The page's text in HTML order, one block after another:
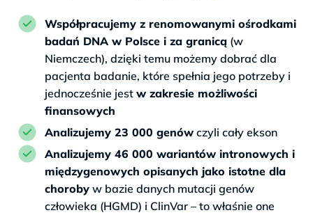
Współpracujemy z renomowanymi ośrodkami
badań DNA w Polsce i za granicą (w
Niemczech), dzięki temu możemy dobrać dla
pacjenta badanie, które spełnia jego potrzeby i
jednocześnie jest w zakresie możliwości
finansowych
Analizujemy 23 000 genów czyli cały ekson
Analizujemy 46 000 wariantów intronowych i
międzygenowych opisanych jako istotne dla
choroby w bazie danych mutacji genów
człowieka (HGMD) i ClinVar – to właśnie one